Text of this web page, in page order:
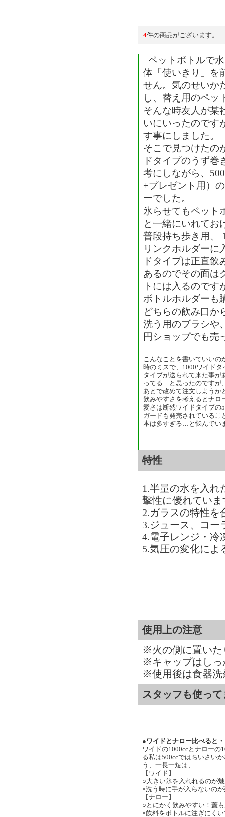
4件の商品がございます。
ペットボトルで
体「使いきり」を
せん。気のせいか
し、替え用のペ
そんな時友人が某
いにいったのです
す事にしました。
そこで見つけたの
ドタイプのうず
考にしながら、
+プレゼント用）
ーでした。
氷らせてもペット
と一緒にいれてお
普段持ち歩き用、
リンクホルダーに
ドタイプは正直
あるのでその面は
トには入るので
ボトルホルダーも
どちらの飲み口か
洗う用のブラシや
円ショップでも売
こんなことを書いていいの
時のミスで、1000ワイド
タイプが送られて来た事が
ってる…と思ったのですが
あとで改めて注文しようか
飲みやすさを考えるとナロ
愛さは断然ワイドタイプの
ガードも発売されている
本は多すぎる…と悩んでい
特性
1.半量の水を入れ
撃性に優れていま
2.ガラスの特性を
3.ジュース、コー
4.電子レンジ・冷
5.気圧の変化によ
使用上の注意
※火の側に置いた
※キャップはしっ
※使用後は食器洗
スタッフも使って
●ワイドとナロー比べると
ワイドの1000ccとナローの
る私は500ccではちいさい
う、一長一短は、
【ワイド】
○大きい氷を入れれるのが
×洗う時に手が入らないの
【ナロー】
○とにかく飲みやすい！蓋
×飲料をボトルに注ぎにく